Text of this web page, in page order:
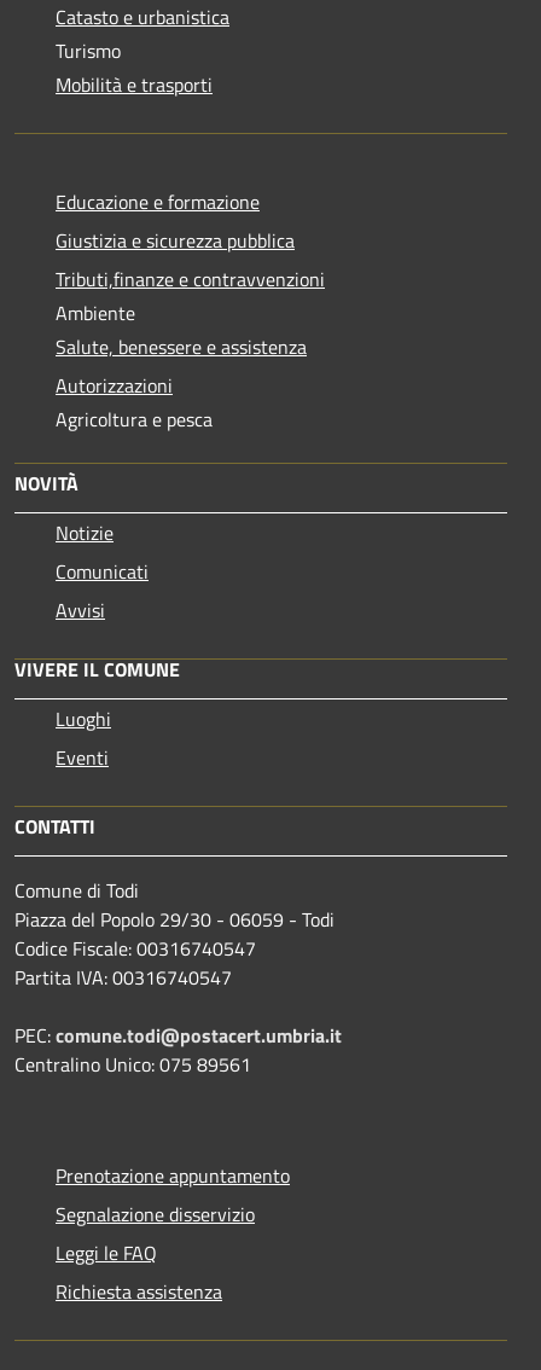
Catasto e urbanistica
Turismo
Mobilità e trasporti
Educazione e formazione
Giustizia e sicurezza pubblica
Tributi,finanze e contravvenzioni
Ambiente
Salute, benessere e assistenza
Autorizzazioni
Agricoltura e pesca
NOVITÀ
Notizie
Comunicati
Avvisi
VIVERE IL COMUNE
Luoghi
Eventi
CONTATTI
Comune di Todi
Piazza del Popolo 29/30 - 06059 - Todi
Codice Fiscale: 00316740547
Partita IVA: 00316740547
PEC:comune.todi@postacert.umbria.it
Centralino Unico: 075 89561
Prenotazione appuntamento
Segnalazione disservizio
Leggi le FAQ
Richiesta assistenza